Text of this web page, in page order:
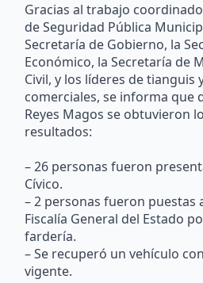
Gracias al trabajo
de Seguridad Pública
Secretaría de Gobierno, la
Económico, la Secretaría de
Civil, y los líderes de tianguis
comerciales, se informa que
Reyes Magos se obtuvieron
resultados:
– 26 personas fueron
Cívico.
– 2 personas fueron puestas
Fiscalía General del Estado
fardería.
– Se recuperó un vehículo
vigente.